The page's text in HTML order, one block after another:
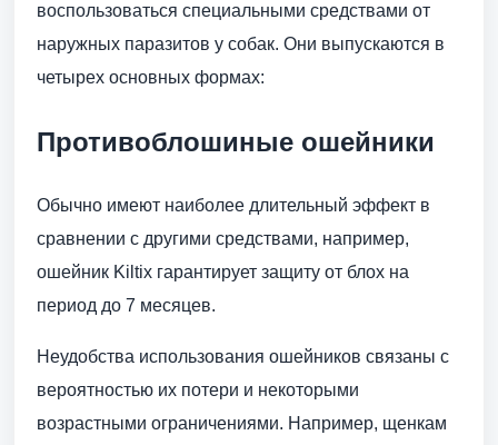
воспользоваться специальными средствами от
наружных паразитов у собак. Они выпускаются в
четырех основных формах:
Противоблошиные ошейники
Обычно имеют наиболее длительный эффект в
сравнении с другими средствами, например,
ошейник Kiltix гарантирует защиту от блох на
период до 7 месяцев.
Неудобства использования ошейников связаны с
вероятностью их потери и некоторыми
возрастными ограничениями. Например, щенкам